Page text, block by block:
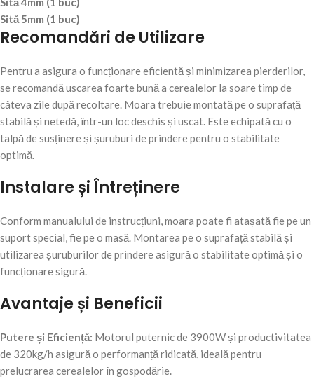
Sită 5mm (1 buc)
Recomandări de Utilizare
Pentru a asigura o funcționare eficientă și minimizarea pierderilor,
se recomandă uscarea foarte bună a cerealelor la soare timp de
câteva zile după recoltare. Moara trebuie montată pe o suprafață
stabilă și netedă, într-un loc deschis și uscat. Este echipată cu o
talpă de susținere și șuruburi de prindere pentru o stabilitate
optimă.
Instalare și Întreținere
Conform manualului de instrucțiuni, moara poate fi atașată fie pe un
suport special, fie pe o masă. Montarea pe o suprafață stabilă și
utilizarea șuruburilor de prindere asigură o stabilitate optimă și o
funcționare sigură.
Avantaje și Beneficii
Putere și Eficiență: Motorul puternic de 3900W și productivitatea
de 320kg/h asigură o performanță ridicată, ideală pentru
prelucrarea cerealelor în gospodărie.